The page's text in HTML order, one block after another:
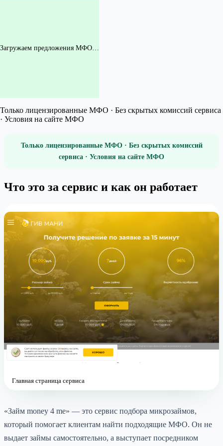
Загружаем предложения МФО…
Только лицензированные МФО · Без скрытых комиссий сервиса
· Условия на сайте МФО
Только лицензированные МФО · Без скрытых комиссий
сервиса · Условия на сайте МФО
Что это за сервис и как он работает
Главная страница сервиса
«Займ money 4 me» — это сервис подбора микрозаймов,
который помогает клиентам найти подходящие МФО. Он не
выдает займы самостоятельно, а выступает посредником